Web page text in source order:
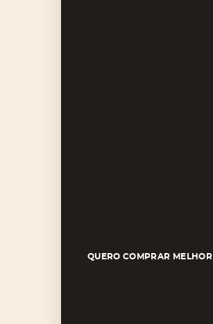
QUERO COMPRAR MELHOR